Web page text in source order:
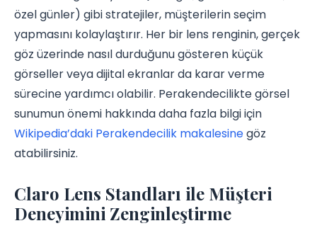
özel günler) gibi stratejiler, müşterilerin seçim
yapmasını kolaylaştırır. Her bir lens renginin, gerçek
göz üzerinde nasıl durduğunu gösteren küçük
görseller veya dijital ekranlar da karar verme
sürecine yardımcı olabilir. Perakendecilikte görsel
sunumun önemi hakkında daha fazla bilgi için
Wikipedia’daki Perakendecilik makalesinegöz
atabilirsiniz.
Claro Lens Standları ile Müşteri
Deneyimini Zenginleştirme